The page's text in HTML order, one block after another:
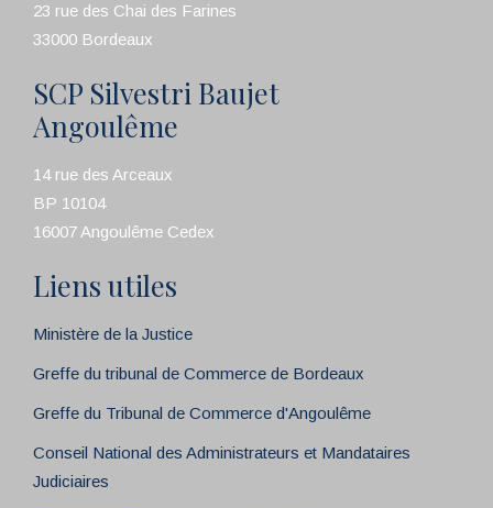
23 rue des Chai des Farines
33000 Bordeaux
SCP Silvestri Baujet
Angoulême
14 rue des Arceaux
BP 10104
16007 Angoulême Cedex
Liens utiles
Ministère de la Justice
Greffe du tribunal de Commerce de Bordeaux
Greffe du Tribunal de Commerce d'Angoulême
Conseil National des Administrateurs et Mandataires
Judiciaires